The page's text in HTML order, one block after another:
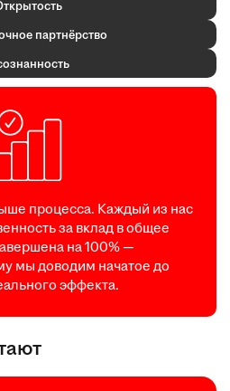
партнёрство
процесса. Каждый из нас
за вклад в общее
на 100% —
мы доводим начатое до
эффекта.